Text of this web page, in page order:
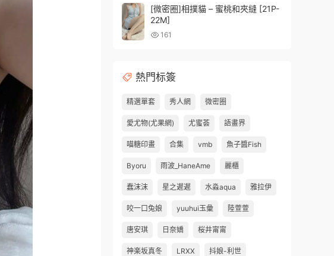
[微密圈]相撲貓 – 蜜桃和夾縫 [21P-
22M]
161
熱門标簽
精選單套 秀人網 微密圈
愛尤物(尤果網) 尤蜜荟 語畫界
喵糖印畫 合集 vmb 魚子醬Fish
Byoru 雨波_HaneAme 麗櫃
蠢沫沫 星之遲遲 水淼aqua 雅拉伊
咬一口兔娘 yuuhui玉彙 陸萱萱
唐安琪 日奈嬌 桜井甯甯
神楽坂真冬 LRXX 抖娘-利世